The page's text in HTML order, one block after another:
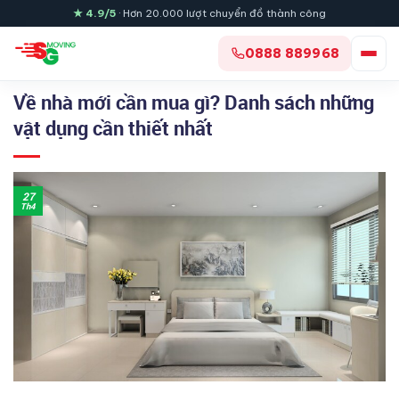
to
content
★ 4.9/5 · Hơn 20.000 lượt chuyển đồ thành công
0888 889968
Về nhà mới cần mua gì? Danh sách những
vật dụng cần thiết nhất
27
Th4